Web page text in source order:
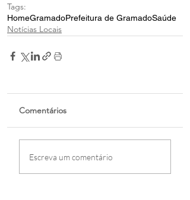
Tags:
HomeGramadoPrefeitura de GramadoSaúde
Notícias Locais
Comentários
Escreva um comentário